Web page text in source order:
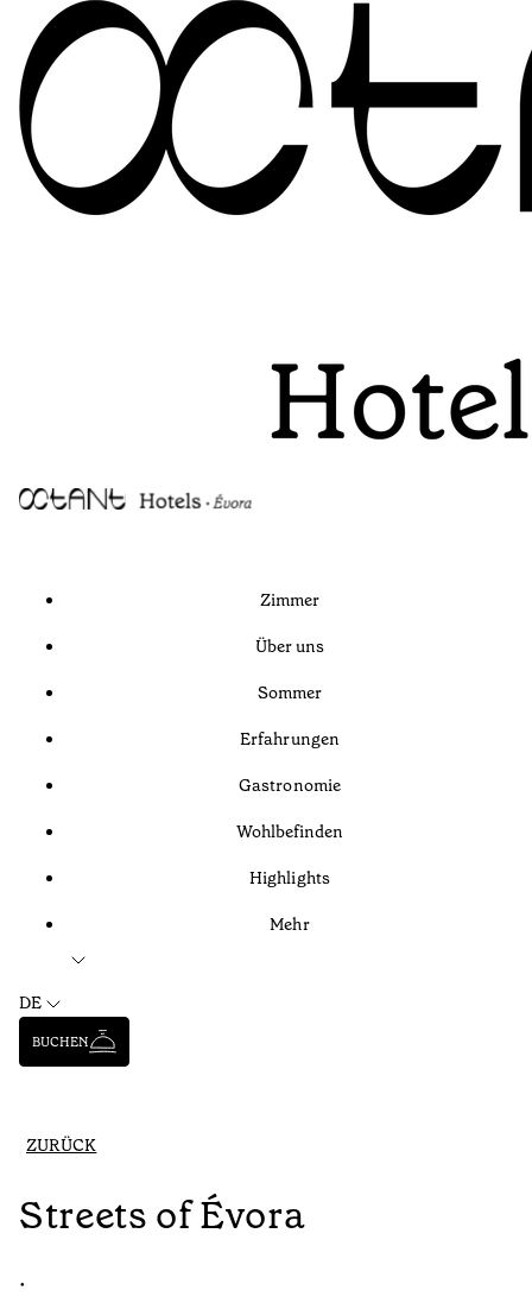
Zimmer
Über uns
Sommer
Erfahrungen
Gastronomie
Wohlbefinden
Highlights
Mehr
DE
BUCHEN
ZURÜCK
Streets of Évora
•